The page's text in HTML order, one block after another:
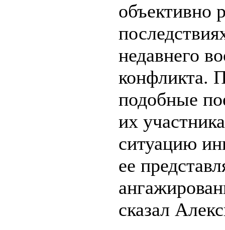
объективно
недавнего
конфликта.
подобные
их
ситуацию
ее
сказал